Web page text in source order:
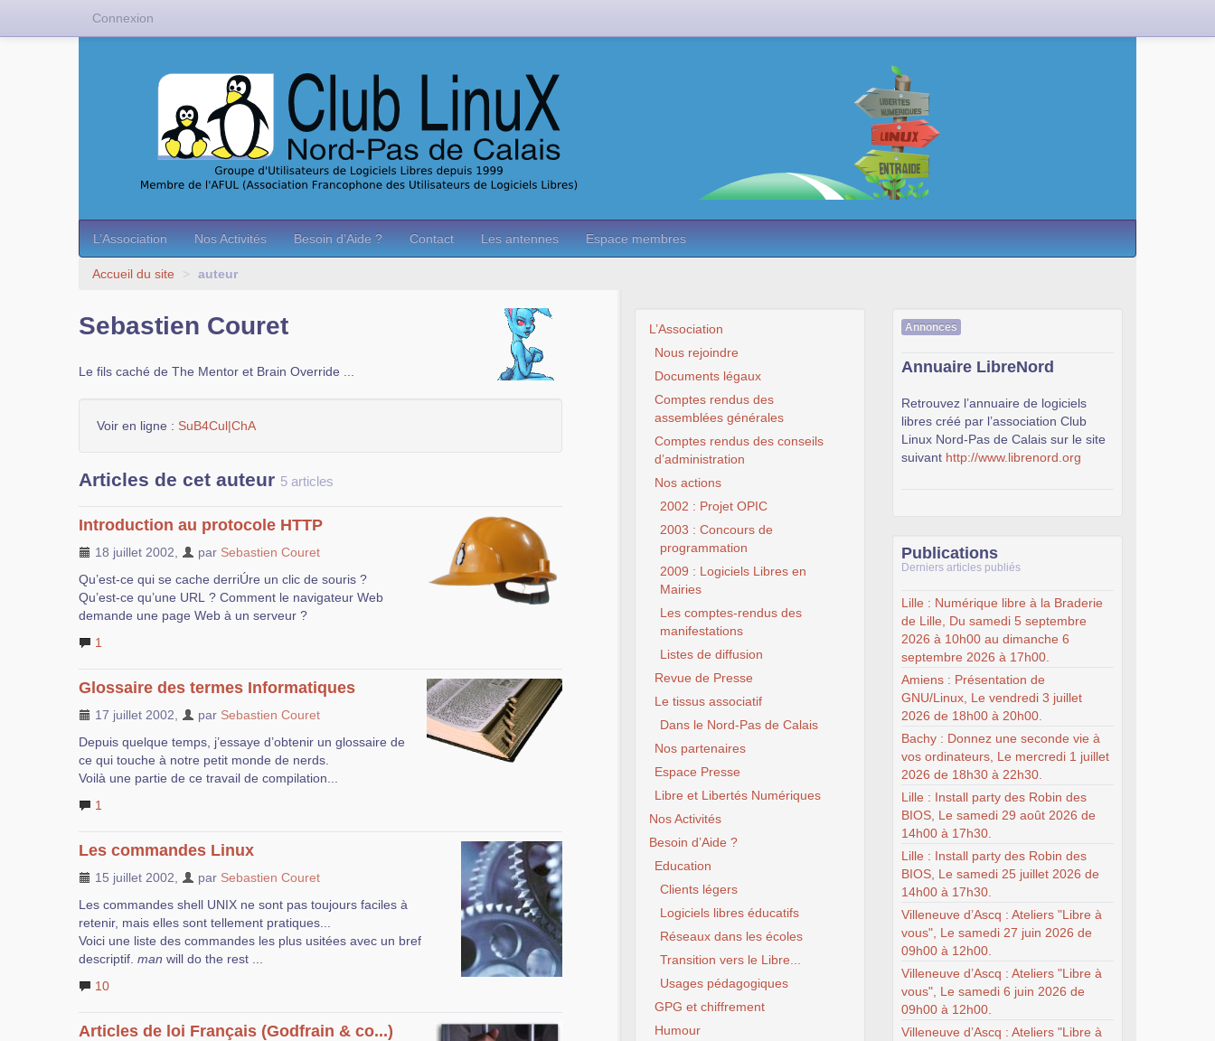
L’Association Nos Activités Besoin d’Aide ? Contact Les antennes Espace membres
Accueil du site > auteur
Sebastien Couret
Le fils caché de The Mentor et Brain Override ...
Voir en ligne : SuB4Cul|ChA
Articles de cet auteur 5 articles
Introduction au protocole HTTP
18 juillet 2002 par Sebastien Couret
Qu’est-ce qui se cache derriÚre un clic de souris ?
Qu’est-ce qu’une URL ? Comment le navigateur Web
demande une page Web à un serveur ?
1
Glossaire des termes Informatiques
17 juillet 2002 par Sebastien Couret
Depuis quelque temps, j’essaye d’obtenir un glossaire de
ce qui touche à notre petit monde de nerds.
Voilà une partie de ce travail de compilation...
1
Les commandes Linux
15 juillet 2002 par Sebastien Couret
Les commandes shell UNIX ne sont pas toujours faciles à
retenir, mais elles sont tellement pratiques...
Voici une liste des commandes les plus usitées avec un bref
descriptif. man will do the rest ...
10
Articles de loi Français (Godfrain & co...)
L’Association
Nous rejoindre
Documents légaux
Comptes rendus des
assemblées générales
Comptes rendus des conseils
d’administration
Nos actions
2002 : Projet OPIC
2003 : Concours de
programmation
2009 : Logiciels Libres en
Mairies
Les comptes-rendus des
manifestations
Listes de diffusion
Revue de Presse
Le tissus associatif
Dans le Nord-Pas de Calais
Nos partenaires
Espace Presse
Libre et Libertés Numériques
Nos Activités
Besoin d’Aide ?
Education
Clients légers
Logiciels libres éducatifs
Réseaux dans les écoles
Transition vers le Libre...
Usages pédagogiques
GPG et chiffrement
Humour
Annonces
Annuaire LibreNord
Retrouvez l’annuaire de logiciels
libres créé par l’association Club
Linux Nord-Pas de Calais sur le site
suivant http://www.librenord.org
Publications
Derniers articles publiés
Lille : Numérique libre à la Braderie
de Lille, Du samedi 5 septembre
2026 à 10h00 au dimanche 6
septembre 2026 à 17h00.
Amiens : Présentation de
GNU/Linux, Le vendredi 3 juillet
2026 de 18h00 à 20h00.
Bachy : Donnez une seconde vie à
vos ordinateurs, Le mercredi 1 juillet
2026 de 18h30 à 22h30.
Lille : Install party des Robin des
BIOS, Le samedi 29 août 2026 de
14h00 à 17h30.
Lille : Install party des Robin des
BIOS, Le samedi 25 juillet 2026 de
14h00 à 17h30.
Villeneuve d’Ascq : Ateliers "Libre à
vous", Le samedi 27 juin 2026 de
09h00 à 12h00.
Villeneuve d’Ascq : Ateliers "Libre à
vous", Le samedi 6 juin 2026 de
09h00 à 12h00.
Villeneuve d’Ascq : Ateliers "Libre à
Connexion